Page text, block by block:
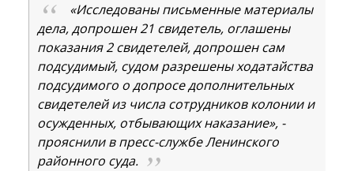
«Исследованы письменные материалы
дела, допрошен 21 свидетель, оглашены
показания 2 свидетелей, допрошен сам
подсудимый, судом разрешены ходатайства
подсудимого о допросе дополнительных
свидетелей из числа сотрудников колонии и
осужденных, отбывающих наказание», -
прояснили в пресс-службе Ленинского
районного суда.